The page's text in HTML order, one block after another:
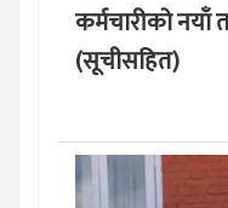
कर्मचारीको
(सूचीसहित)